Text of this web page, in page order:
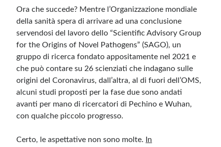
Ora che succede? Mentre l’Organizzazione mondiale
della sanità spera di arrivare ad una conclusione
servendosi del lavoro dello “Scientific Advisory Group
for the Origins of Novel Pathogens” (SAGO), un
gruppo di ricerca fondato appositamente nel 2021 e
che può contare su 26 scienziati che indagano sulle
origini del Coronavirus, dall’altra, al di fuori dell’OMS,
alcuni studi proposti per la fase due sono andati
avanti per mano di ricercatori di Pechino e Wuhan,
con qualche piccolo progresso.
Certo, le aspettative non sono molte.
In